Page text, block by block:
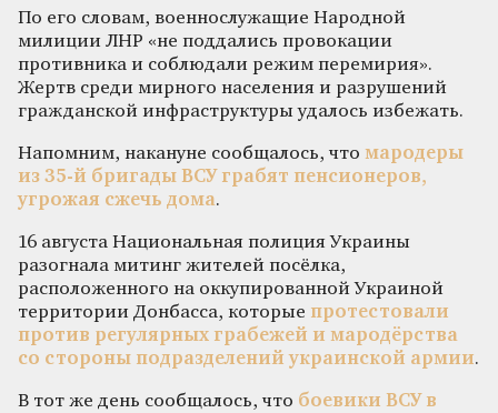
По его словам, военнослужащие Народной
милиции ЛНР «не поддались провокации
противника и соблюдали режим перемирия».
Жертв среди мирного населения и разрушений
гражданской инфраструктуры удалось избежать.
Напомним, накануне сообщалось, что мародеры
из 35-й бригады ВСУ грабят пенсионеров,
угрожая сжечь дома.
16 августа Национальная полиция Украины
разогнала митинг жителей посёлка,
расположенного на оккупированной Украиной
территории Донбасса, которые протестовали
против регулярных грабежей и мародёрства
со стороны подразделений украинской армии.
В тот же день сообщалось, что боевики ВСУ в